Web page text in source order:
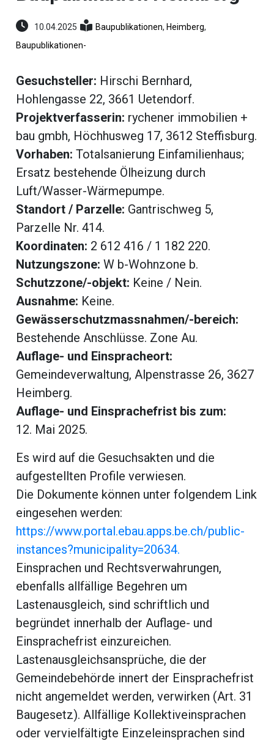
Reportagen
10.04.2025 Baupublikationen,Heimberg,
Baupublikationen-
Gesuchsteller: Hirschi Bernhard,
Hohlengasse 22, 3661 Uetendorf.
Projektverfasserin: rychener immobilien +
bau gmbh, Höchhusweg 17, 3612 Steffisburg.
Vorhaben:Totalsanierung Einfamilienhaus;
Ersatz bestehende Ölheizung durch
Luft/Wasser-Wärmepumpe.
Standort / Parzelle: Gantrischweg 5,
Parzelle Nr. 414.
Koordinaten: 2 612 416 / 1 182 220.
Nutzungszone:W b-Wohnzone b.
Schutzzone/-objekt: Keine / Nein.
Ausnahme: Keine.
Gewässerschutzmassnahmen/-bereich:
Bestehende Anschlüsse. Zone Au.
Auflage- und Einspracheort:
Gemeindeverwaltung, Alpenstrasse 26, 3627
Heimberg.
Auflage- und Einsprachefrist bis zum:
12. Mai 2025.
Es wird auf die Gesuchsakten und die
aufgestellten Profile verwiesen.
Die Dokumente können unter folgendem Link
eingesehen werden:
https://www.portal.ebau.apps.be.ch/public-
instances?municipality=20634.
Einsprachen und Rechtsverwahrungen,
ebenfalls allfällige Begehren um
Lastenausgleich, sind schriftlich und
begründet innerhalb der Auflage- und
Einsprachefrist einzureichen.
Lastenausgleichsansprüche, die der
Gemeindebehörde innert der Einsprachefrist
nicht angemeldet werden, verwirken (Art. 31
Baugesetz). Allfällige Kollektiveinsprachen
oder vervielfältigte Einzeleinsprachen sind